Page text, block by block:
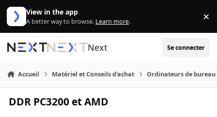
Aller au contenu
View in the app
A better way to browse. Learn more. ×
Next Se connecter
Accueil Matériel et Conseils d'achat Ordinateurs de bureau
DDR PC3200 et AMD